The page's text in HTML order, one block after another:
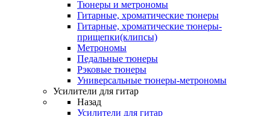
Тюнеры и метрономы
Гитарные, хроматические тюнеры
Гитарные, хроматические тюнеры-
прищепки(клипсы)
Метрономы
Педальные тюнеры
Рэковые тюнеры
Универсальные тюнеры-метрономы
Усилители для гитар
Назад
Усилители для гитар